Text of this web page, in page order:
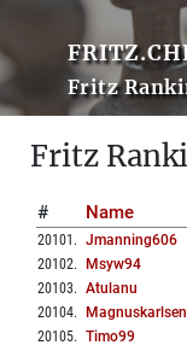
Fritz
Fritz
# Name
20101 . Jmanning606
20102. Msyw94
20103. Atulanu
20104.
20105. Timo99